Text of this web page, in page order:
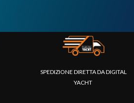
SPEDIZIONE DIRETTA DA DIGITAL
YACHT